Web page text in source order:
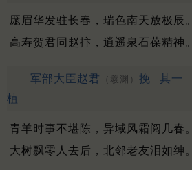
厖眉华发驻长春，瑞色南天放极辰。
高寿贺君同赵抃，逍遥泉石葆精神。
军部大臣赵君 （羲渊） 挽 其一
植
青羊时事不堪陈，异域风霜阅几春。
大树飘零人去后，北邻老友泪如绅。